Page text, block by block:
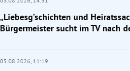
„Liebesg’schichten und
Bürgermeister sucht im TV nach
05.08.2026, 11:19